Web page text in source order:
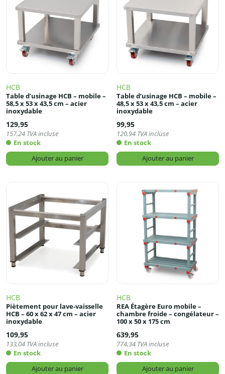
HCB
Table d’usinage HCB – mobile –
58,5 x 53 x 43,5 cm – acier
inoxydable
129,95
157,24 TVA incluse
En stock
Ajouter au panier
HCB
Table d’usinage HCB – mobile –
48,5 x 53 x 43,5 cm – acier
inoxydable
99,95
120,94 TVA incluse
En stock
Ajouter au panier
HCB
Piètement pour lave-vaisselle
HCB – 60 x 62 x 47 cm – acier
inoxydable
109,95
133,04 TVA incluse
En stock
Ajouter au panier
HCB
REA Étagère Euro mobile –
chambre froide – congélateur –
100 x 50 x 175 cm
639,95
774,34 TVA incluse
En stock
Ajouter au panier